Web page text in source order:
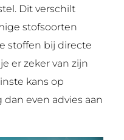
Dit verschilt
stofsoorten
stoffen bij directe
er zeker van zijn
kans op
even advies aan